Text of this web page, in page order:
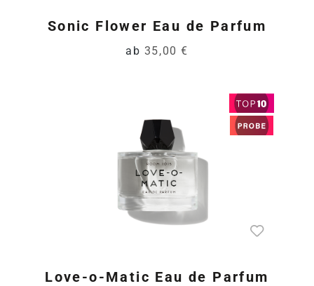
Sonic Flower Eau de Parfum
ab 35,00 €
Love-o-Matic Eau de Parfum